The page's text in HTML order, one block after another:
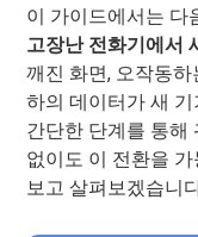
이 가이드에서는 다
고장난 전화기에서
깨진 화면, 오작동
하의 데이터가 새
간단한 단계를 통해
없이도 이 전환을
보고 살펴보겠습니